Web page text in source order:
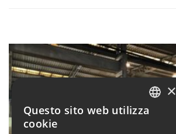
×
Questo sito web utilizza
cookie